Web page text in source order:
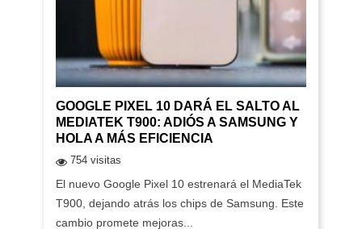
GOOGLE PIXEL 10 DARÁ EL SALTO AL
MEDIATEK T900: ADIÓS A SAMSUNG Y
HOLA A MÁS EFICIENCIA
754 visitas
El nuevo Google Pixel 10 estrenará el MediaTek
T900, dejando atrás los chips de Samsung. Este
cambio promete mejoras...